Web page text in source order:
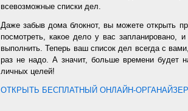
всевозможные списки дел.
Даже забыв дома блокнот, вы можете открыть
посмотреть, какое дело у вас запланировано,
выполнить. Теперь ваш список дел всегда с
раз не надо. А значит, больше времени будет
личных целей!
ОТКРЫТЬ БЕСПЛАТНЫЙ ОНЛАЙН-